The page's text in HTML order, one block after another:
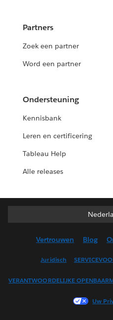
Partners
Zoek een partner
Word een partner
Ondersteuning
Kennisbank
Leren en certificering
Tableau Help
Alle releases
Français
Français
Vertrouwen Blog
Juridisch
VERANTWOORDELIJKE
Uw